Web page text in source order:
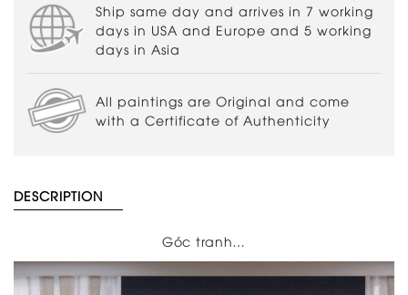
Ship same day and arrives in 7 working
days in USA and Europe and 5 working
days in Asia
All paintings are Original and come
with a Certificate of Authenticity
DESCRIPTION
Góc tranh…